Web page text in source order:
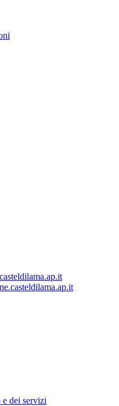
dei servizi